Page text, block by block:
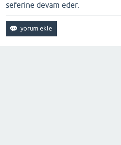
seferine devam eder.